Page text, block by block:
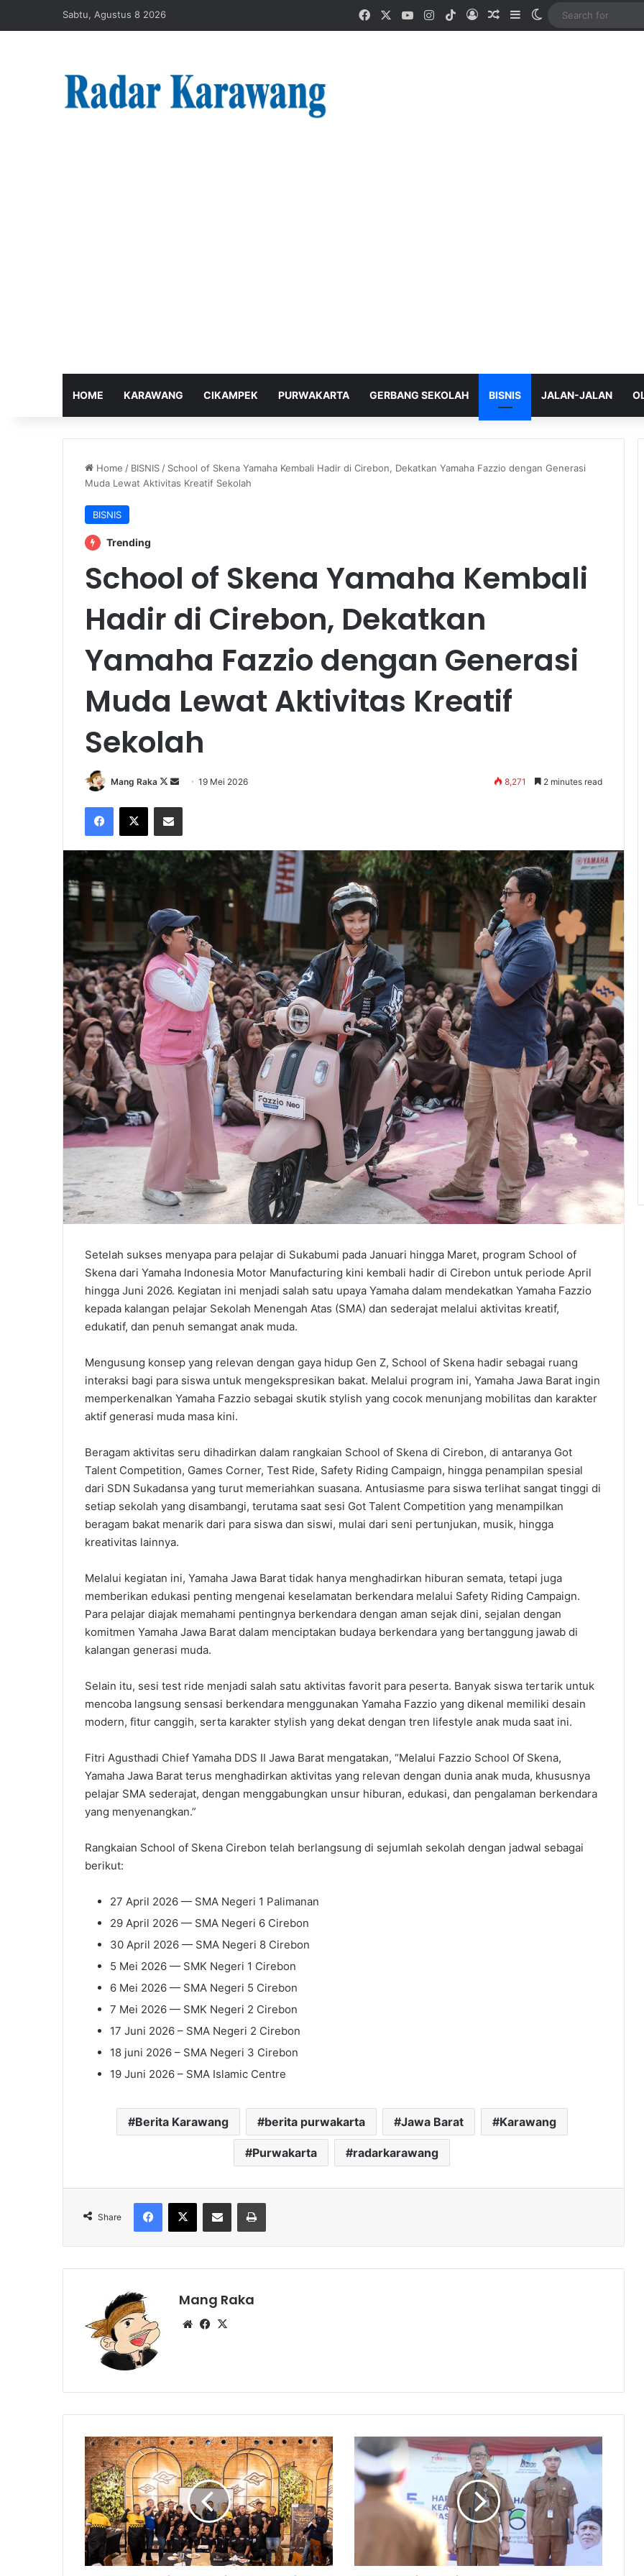
Sabtu, Agustus 8 2026 FacebookYouTubeInstagram
TikTokLog InRandom Article
SidebarSwitch skin
HOME KARAWANG CIKAMPEK PURWAKARTA GERBANG SEKOLAH BISNIS JALAN-JALAN
Home / BISNIS / School of Skena Yamaha Kembali Hadir di Cirebon, Dekatkan Yamaha Fazzio dengan Generasi
Muda Lewat Aktivitas Kreatif Sekolah
BISNIS
Trending
School of Skena Yamaha Kembali
Hadir di Cirebon, Dekatkan
Yamaha Fazzio dengan Generasi
Muda Lewat Aktivitas Kreatif
Sekolah
Mang Raka
Follow
X
Send19 Mei 2026 8,271 2 minutes read
Facebook
X Share via Email
Setelah sukses menyapa para pelajar di Sukabumi pada Januari hingga Maret, program School of
Skena dari Yamaha Indonesia Motor Manufacturing kini kembali hadir di Cirebon untuk periode April
hingga Juni 2026. Kegiatan ini menjadi salah satu upaya Yamaha dalam mendekatkan Yamaha Fazzio
kepada kalangan pelajar Sekolah Menengah Atas (SMA) dan sederajat melalui aktivitas kreatif,
edukatif, dan penuh semangat anak muda.
Mengusung konsep yang relevan dengan gaya hidup Gen Z, School of Skena hadir sebagai ruang
interaksi bagi para siswa untuk mengekspresikan bakat. Melalui program ini, Yamaha Jawa Barat ingin
memperkenalkan Yamaha Fazzio sebagai skutik stylish yang cocok menunjang mobilitas dan karakter
aktif generasi muda masa kini.
Beragam aktivitas seru dihadirkan dalam rangkaian School of Skena di Cirebon, di antaranya Got
Talent Competition, Games Corner, Test Ride, Safety Riding Campaign, hingga penampilan spesial
dari SDN Sukadansa yang turut memeriahkan suasana. Antusiasme para siswa terlihat sangat tinggi di
setiap sekolah yang disambangi, terutama saat sesi Got Talent Competition yang menampilkan
beragam bakat menarik dari para siswa dan siswi, mulai dari seni pertunjukan, musik, hingga
kreativitas lainnya.
Melalui kegiatan ini, Yamaha Jawa Barat tidak hanya menghadirkan hiburan semata, tetapi juga
memberikan edukasi penting mengenai keselamatan berkendara melalui Safety Riding Campaign.
Para pelajar diajak memahami pentingnya berkendara dengan aman sejak dini, sejalan dengan
komitmen Yamaha Jawa Barat dalam menciptakan budaya berkendara yang bertanggung jawab di
kalangan generasi muda.
Selain itu, sesi test ride menjadi salah satu aktivitas favorit para peserta. Banyak siswa tertarik untuk
mencoba langsung sensasi berkendara menggunakan Yamaha Fazzio yang dikenal memiliki desain
modern, fitur canggih, serta karakter stylish yang dekat dengan tren lifestyle anak muda saat ini.
Fitri Agusthadi Chief Yamaha DDS II Jawa Barat mengatakan, “Melalui Fazzio School Of Skena,
Yamaha Jawa Barat terus menghadirkan aktivitas yang relevan dengan dunia anak muda, khususnya
pelajar SMA sederajat, dengan menggabungkan unsur hiburan, edukasi, dan pengalaman berkendara
yang menyenangkan.”
Rangkaian School of Skena Cirebon telah berlangsung di sejumlah sekolah dengan jadwal sebagai
berikut:
27 April 2026 — SMA Negeri 1 Palimanan
29 April 2026 — SMA Negeri 6 Cirebon
30 April 2026 — SMA Negeri 8 Cirebon
5 Mei 2026 — SMK Negeri 1 Cirebon
6 Mei 2026 — SMA Negeri 5 Cirebon
7 Mei 2026 — SMK Negeri 2 Cirebon
17 Juni 2026 – SMA Negeri 2 Cirebon
18 juni 2026 – SMA Negeri 3 Cirebon
19 Juni 2026 – SMA Islamic Centre
Berita Karawang berita purwakarta Jawa Barat Karawang
Purwakarta radarkarawang
Share
Facebook
X Share via Email Print
Mang Raka
WebsiteFacebook
Endah
Pisan!
MAXi
Tour
Boemi
Nusantara
Sukses
Eksplor
Panorama
Hari
Kearsipan
Ke-
55:
Sekda
Purwakarta
Kelola